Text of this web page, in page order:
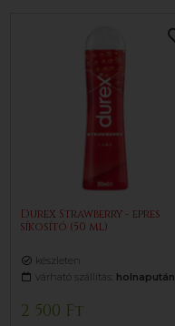
Durex Strawberry - epres
síkosító (50 ml)
készleten
várható szállítás: holnapután
2 500 Ft